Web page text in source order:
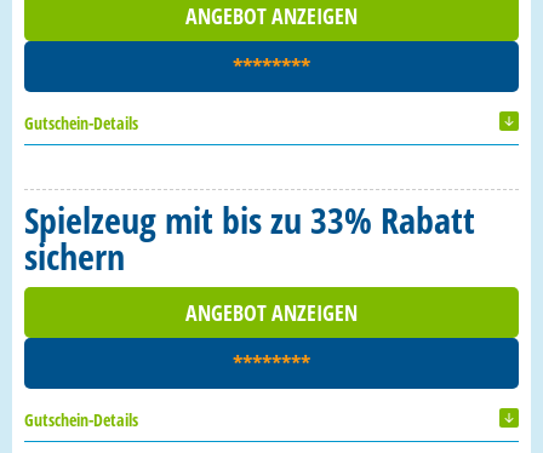
ANGEBOT ANZEIGEN
********
Gutschein-Details
Spielzeug mit bis zu 33% Rabatt
sichern
ANGEBOT ANZEIGEN
********
Gutschein-Details